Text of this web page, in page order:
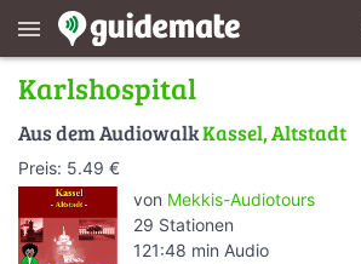
menu
Karlshospital
Aus dem AudiowalkKassel, Altstadt
Preis: 5.49 €
von Mekkis-Audiotours
29 Stationen
121:48 min Audio